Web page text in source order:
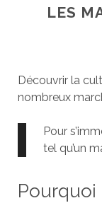
LES
Découvrir la
nombreux
Pour
tel qu’un